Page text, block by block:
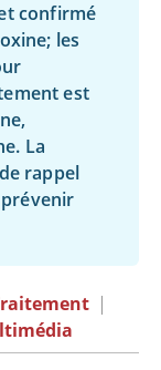
confirmé
les
est
La
rappel
|